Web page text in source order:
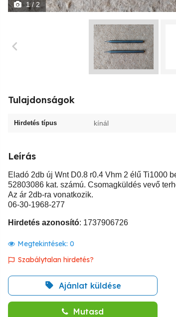
1/ 2
Tulajdonságok
Hirdetés típus kínál
Leírás
Eladó 2db új Wnt D0.8 r0.4 Vhm 2 élű Ti1000
52803086 kat. számú. Csomagküldés vevő
Az ár 2db-ra vonatkozik.
06-30-1968-277
Hirdetés azonosító: 1737906726
Megtekintések: 0
Szabálytalan hirdetés?
Ajánlat küldése
Mutasd